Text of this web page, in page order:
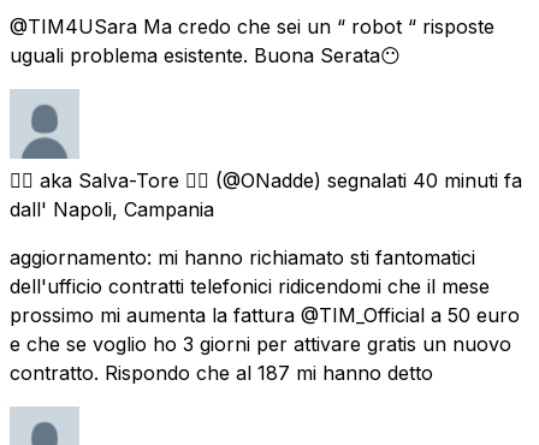
@TIM4USara Ma credo che sei un “ robot “ risposte
uguali problema esistente. Buona Serata😶
🏴‍☠️ aka Salva-Tore 🏴‍☠️ (@ONadde) segnalati 40 minuti fa
dall' Napoli, Campania
aggiornamento: mi hanno richiamato sti fantomatici
dell'ufficio contratti telefonici ridicendomi che il mese
prossimo mi aumenta la fattura @TIM_Official a 50 euro
e che se voglio ho 3 giorni per attivare gratis un nuovo
contratto. Rispondo che al 187 mi hanno detto